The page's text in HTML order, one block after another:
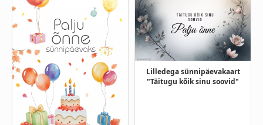
Lilledega sünnipäevakaart
"Täitugu kõik sinu soovid"